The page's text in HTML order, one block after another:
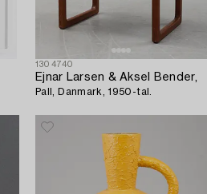
1304740
Ejnar Larsen & Aksel Bender,
Pall, Danmark, 1950-tal.